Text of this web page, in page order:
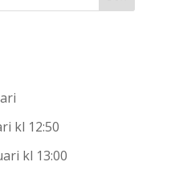
kl 12:50
kl 13:00